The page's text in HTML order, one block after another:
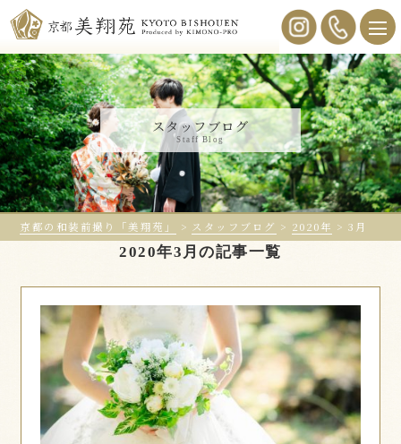
スタッフブログ
Staff Blog
京都の和装前撮り「美翔苑」 > スタッフブログ > 2020年 > 3月
2020年3月の記事一覧